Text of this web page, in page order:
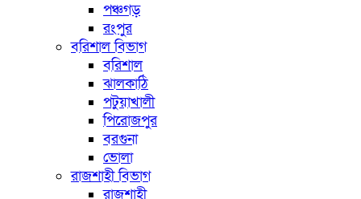
পঞ্চগড়
রংপুর
বরিশাল বিভাগ
বরিশাল
ঝালকাঠি
পটুয়াখালী
পিরোজপুর
বরগুনা
ভোলা
রাজশাহী বিভাগ
রাজশাহী